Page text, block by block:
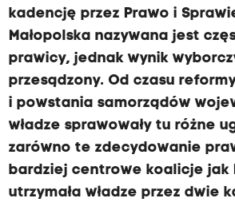
kadencję przez Prawo i
Małopolska nazywana jest
prawicy, jednak wynik
przesądzony. Od czasu
i powstania samorządów
władze sprawowały tu różne
zarówno te zdecydowanie
bardziej centrowe koalicje jak
utrzymała władze przez dwie